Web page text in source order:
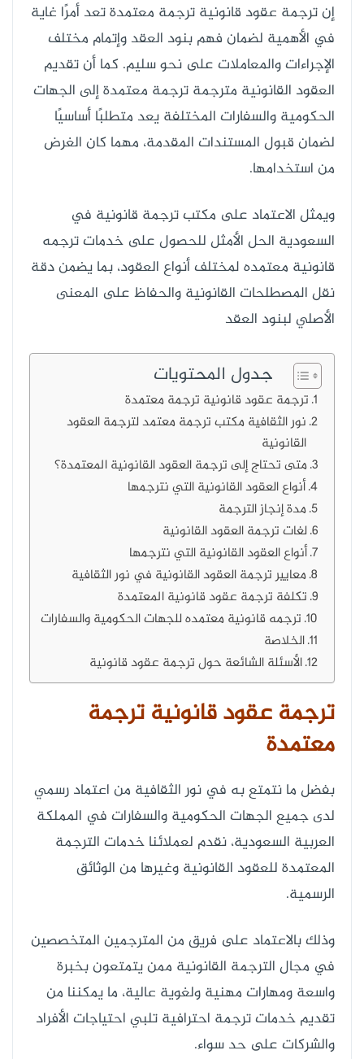
إن ترجمة عقود قانونية ترجمة معتمدة تعد أمرًا غاية
في الأهمية لضمان فهم بنود العقد وإتمام مختلف
الإجراءات والمعاملات على نحو سليم. كما أن تقديم
العقود القانونية مترجمة ترجمة معتمدة إلى الجهات
الحكومية والسفارات المختلفة يعد متطلبًا أساسيًا
لضمان قبول المستندات المقدمة، مهما كان الغرض
من استخدامها.
ويمثل الاعتماد على مكتب ترجمة قانونية في
السعودية الحل الأمثل للحصول على خدمات ترجمه
قانونية معتمده لمختلف أنواع العقود، بما يضمن دقة
نقل المصطلحات القانونية والحفاظ على المعنى
الأصلي لبنود العقد
جدول المحتويات
ترجمة عقود قانونية ترجمة معتمدة
نور الثقافية مكتب ترجمة معتمد لترجمة العقود
القانونية
متى تحتاج إلى ترجمة العقود القانونية المعتمدة؟
أنواع العقود القانونية التي نترجمها
مدة إنجاز الترجمة
لغات ترجمة العقود القانونية
أنواع العقود القانونية التي نترجمها
معايير ترجمة العقود القانونية في نور الثقافية
تكلفة ترجمة عقود قانونية المعتمدة
ترجمه قانونية معتمده للجهات الحكومية والسفارات
الخلاصة
الأسئلة الشائعة حول ترجمة عقود قانونية
ترجمة عقود قانونية ترجمة
معتمدة
بفضل ما نتمتع به في نور الثقافية من اعتماد رسمي
لدى جميع الجهات الحكومية والسفارات في المملكة
العربية السعودية، نقدم لعملائنا خدمات الترجمة
المعتمدة للعقود القانونية وغيرها من الوثائق
الرسمية.
وذلك بالاعتماد على فريق من المترجمين المتخصصين
في مجال الترجمة القانونية ممن يتمتعون بخبرة
واسعة ومهارات مهنية ولغوية عالية، ما يمكننا من
تقديم خدمات ترجمة احترافية تلبي احتياجات الأفراد
والشركات على حد سواء.